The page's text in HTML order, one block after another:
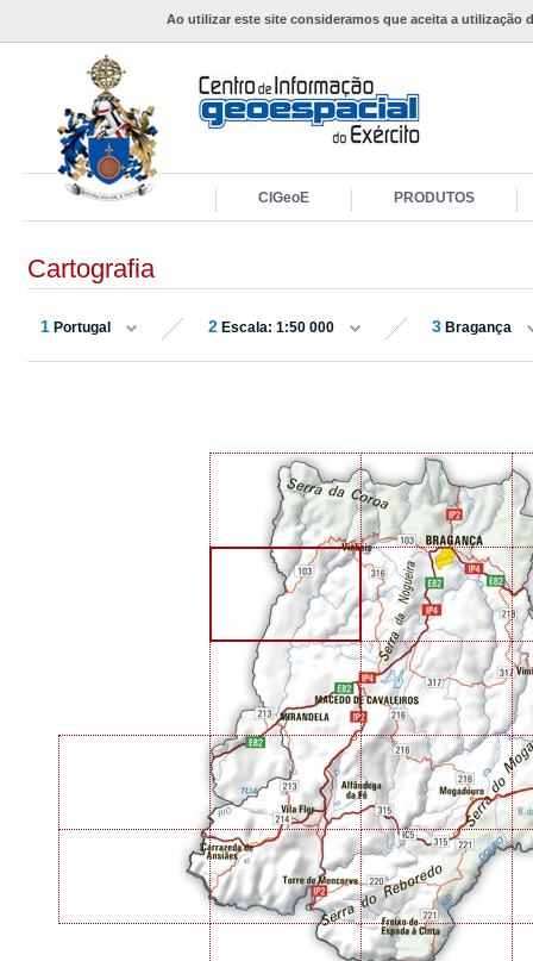
Ao utilizar este site consideramos que aceita a utilização
CIGeoE PRODUTOS
Cartografia
1 Portugal 2 Escala: 1:50 000 3 Bragança